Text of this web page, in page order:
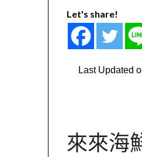
Let's share!
Last Updated
來來海